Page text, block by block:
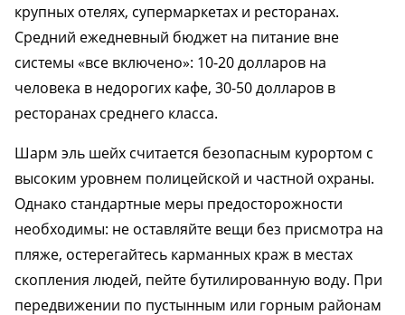
крупных отелях, супермаркетах и ресторанах.
Средний ежедневный бюджет на питание вне
системы «все включено»: 10-20 долларов на
человека в недорогих кафе, 30-50 долларов в
ресторанах среднего класса.
Шарм эль шейх считается безопасным курортом с
высоким уровнем полицейской и частной охраны.
Однако стандартные меры предосторожности
необходимы: не оставляйте вещи без присмотра на
пляже, остерегайтесь карманных краж в местах
скопления людей, пейте бутилированную воду. При
передвижении по пустынным или горным районам